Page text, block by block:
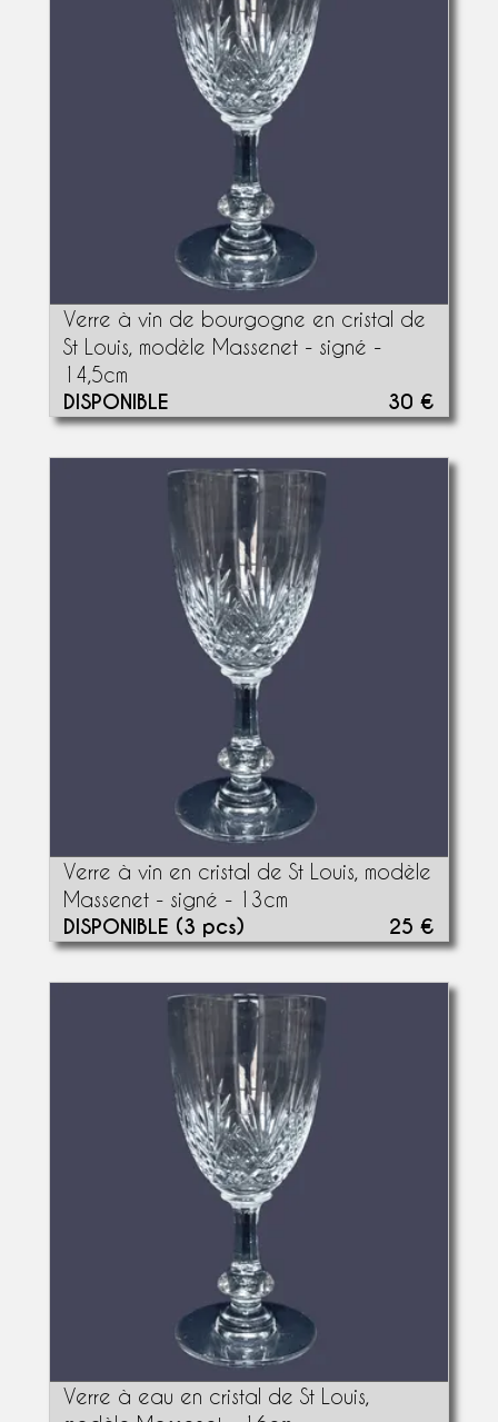
Verre à vin de bourgogne en cristal de
St Louis, modèle Massenet - signé -
14,5cm
DISPONIBLE 30 €
Verre à vin en cristal de St Louis, modèle
Massenet - signé - 13cm
DISPONIBLE (3 pcs) 25 €
Verre à eau en cristal de St Louis,